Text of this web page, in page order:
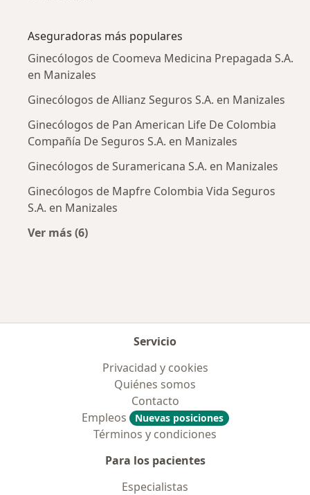
Aseguradoras más populares
Ginecólogos de Coomeva Medicina Prepagada S.A.
en Manizales
Ginecólogos de Allianz Seguros S.A. en Manizales
Ginecólogos de Pan American Life De Colombia
Compañía De Seguros S.A. en Manizales
Ginecólogos de Suramericana S.A. en Manizales
Ginecólogos de Mapfre Colombia Vida Seguros
S.A. en Manizales
Ver más (6)
Servicio
Privacidad y cookies
Quiénes somos
Contacto
Empleos
Nuevas posiciones
Términos y condiciones
Para los pacientes
Especialistas